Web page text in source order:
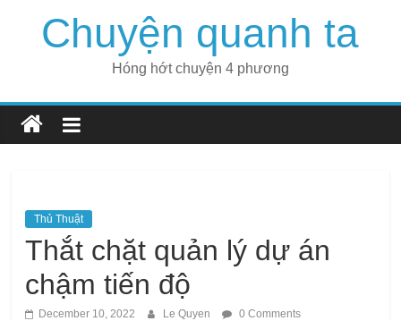
Chuyện quanh ta
Hóng hớt chuyện 4 phương
Thủ Thuật
Thắt chặt quản lý dự án
chậm tiến độ
December 10, 2022 Le Quyen 0 Comments